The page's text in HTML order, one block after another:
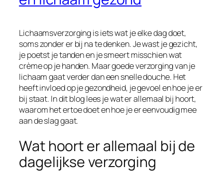
Lichaamsverzorging is iets wat je elke dag doet,
soms zonder er bij na te denken. Je wast je gezicht,
je poetst je tanden en je smeert misschien wat
crème op je handen. Maar goede verzorging van je
lichaam gaat verder dan een snelle douche. Het
heeft invloed op je gezondheid, je gevoel en hoe je er
bij staat. In dit blog lees je wat er allemaal bij hoort,
waarom het ertoe doet en hoe je er eenvoudig mee
aan de slag gaat.
Wat hoort er allemaal bij de
dagelijkse verzorging